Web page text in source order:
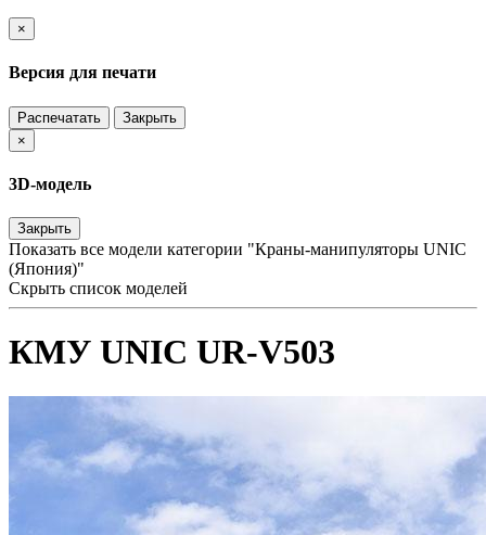
×
Версия для печати
Распечатать
Закрыть
×
3D-модель
Закрыть
Показать все модели категории "Краны-манипуляторы UNIC
(Япония)"
Скрыть список моделей
КМУ UNIC UR-V503